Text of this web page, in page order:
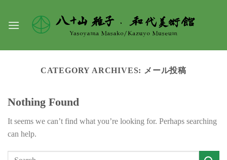
content
CATEGORY ARCHIVES: メール投稿
Nothing Found
It seems we can’t find what you’re looking for. Perhaps searching
can help.